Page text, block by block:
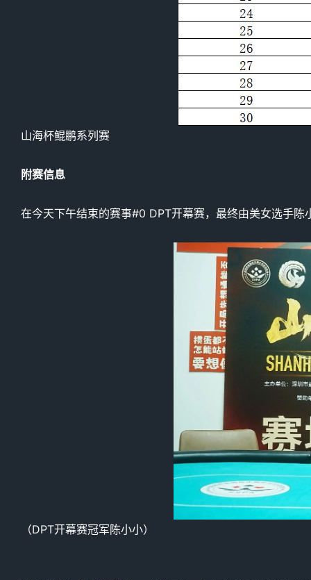
山海杯鲲鹏系列赛
附赛信息
在今天下午结束的赛事#0 DPT开幕赛，最终由美女选手
（DPT开幕赛冠军陈小小）